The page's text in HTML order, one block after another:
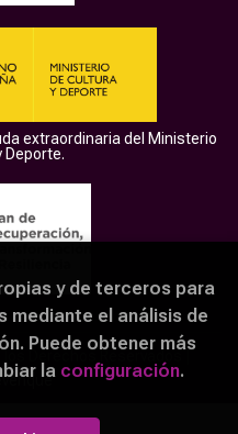
extraordinaria del Ministerio
Deporte.
los Derechos Reservados |
y de terceros para
mediante el análisis de
Puede obtener más
la configuración.